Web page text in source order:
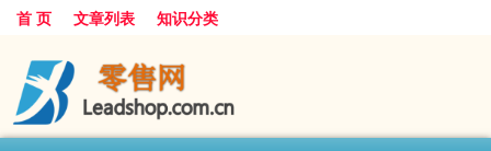
首 页 文章列表 知识分类